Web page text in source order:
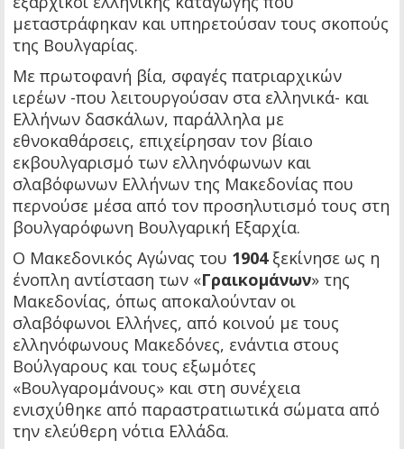
μεταστράφηκαν και υπηρετούσαν τους σκοπούς
της Βουλγαρίας.
Με πρωτοφανή βία, σφαγές πατριαρχικών
ιερέων -που λειτουργούσαν στα ελληνικά- και
Ελλήνων δασκάλων, παράλληλα με
εθνοκαθάρσεις, επιχείρησαν τον βίαιο
εκβουλγαρισμό των ελληνόφωνων και
σλαβόφωνων Ελλήνων της Μακεδονίας που
περνούσε μέσα από τον προσηλυτισμό τους στη
βουλγαρόφωνη Βουλγαρική Εξαρχία.
Ο Μακεδονικός Αγώνας του 1904ξεκίνησε ως η
ένοπλη αντίσταση των «Γραικομάνων» της
Μακεδονίας, όπως αποκαλούνταν οι
σλαβόφωνοι Ελλήνες, από κοινού με τους
ελληνόφωνους Μακεδόνες, ενάντια στους
Βούλγαρους και τους εξωμότες
«Βουλγαρομάνους» και στη συνέχεια
ενισχύθηκε από παραστρατιωτικά σώματα από
την ελεύθερη νότια Ελλάδα.